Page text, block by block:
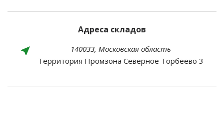
Адреса складов
140033, Московская область
Территория Промзона Северное Торбеево 3